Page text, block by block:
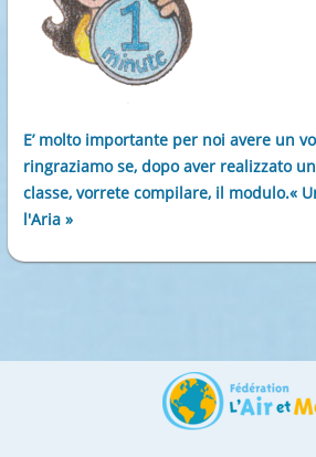
E’ molto importante per noi avere un
ringraziamo se, dopo aver realizzato
classe, vorrete compilare, il modulo.«
l'Aria »